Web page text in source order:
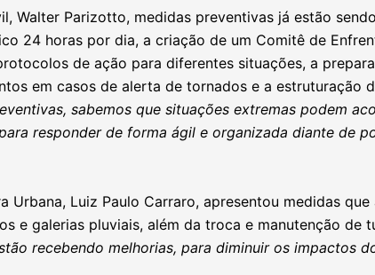
Walter Parizotto, medidas preventivas já estão
24 horas por dia, a criação de um Comitê de
de ação para diferentes situações, a
em casos de alerta de tornados e a estruturação
sabemos que situações extremas podem
responder de forma ágil e organizada diante de
Urbana, Luiz Paulo Carraro, apresentou medidas que
e galerias pluviais, além da troca e manutenção de
recebendo melhorias, para diminuir os impactos